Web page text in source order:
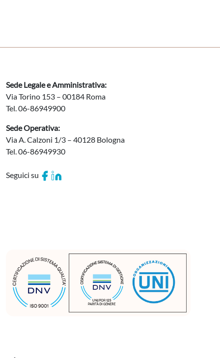
Sede Legale e Amministrativa:
Via Torino 153 – 00184 Roma
Tel. 06-86949900
Sede Operativa:
Via A. Calzoni 1/3 – 40128 Bologna
Tel. 06-86949930
Seguici su